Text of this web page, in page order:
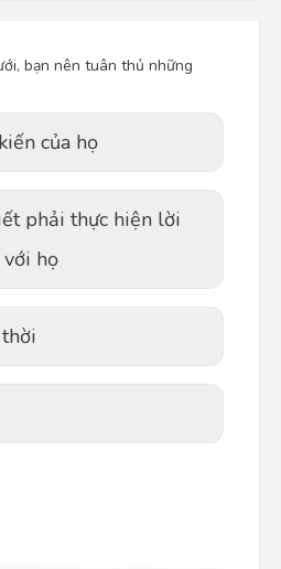
bạn nên tuân thủ những
của họ
phải thực hiện lời
với họ